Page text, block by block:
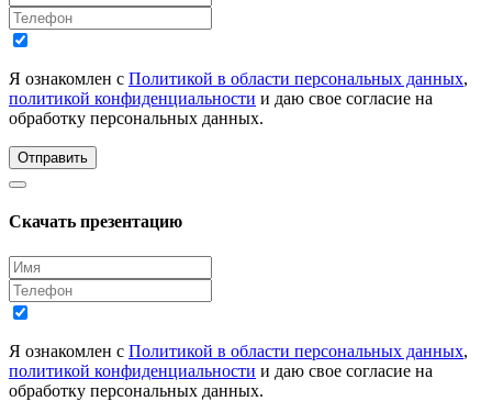
Я ознакомлен с Политикой в области персональных данных,
политикой конфиденциальности и даю свое согласие на
обработку персональных данных.
Отправить
Скачать презентацию
Я ознакомлен с Политикой в области персональных данных,
политикой конфиденциальности и даю свое согласие на
обработку персональных данных.